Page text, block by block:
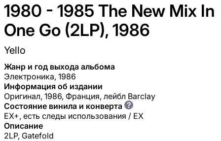
1980 - 1985 The New Mix In
One Go (2LP), 1986
Yello
Жанр и год выхода альбома
Электроника, 1986
Информация об издании
Оригинал, 1986, Франция, лейбл Barclay
Состояние винила и конверта ?
EX+, есть следы использования / EX
Описание
2LP, Gatefold